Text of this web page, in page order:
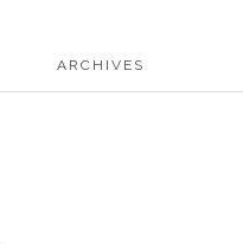
ARCHIVES